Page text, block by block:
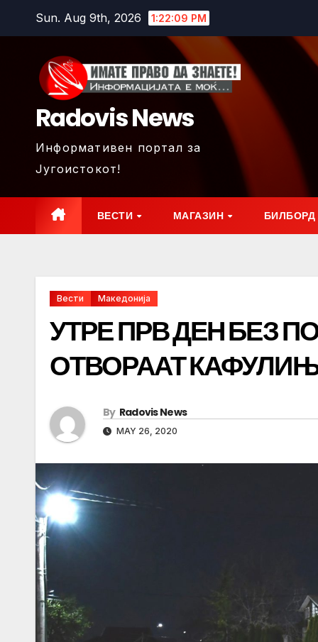
Sun. Aug 9th, 2026 1:22:10 PM
Radovis News
Информативен портал за
Југоистокот!
ВЕСТИ МАГАЗИН БИЛБОРД
Вести Македонија
УТРЕ ПРВ ДЕН БЕЗ
ОТВОРААТ
By Radovis News
MAY 26, 2020